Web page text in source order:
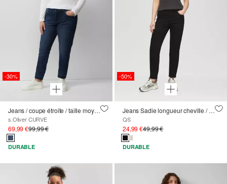
-30%
Jeans / coupe étroite / taille moyenne / jambe étroite
s.Oliver CURVE
69,99 €99,99 €
DURABLE
-50%
Jeans Sadie longueur cheville / coupe skinny / taille moyenne / jambe skinny
QS
24,99 €49,99 €
DURABLE